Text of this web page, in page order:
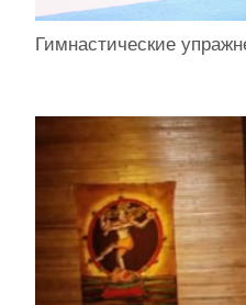
Гимнастические